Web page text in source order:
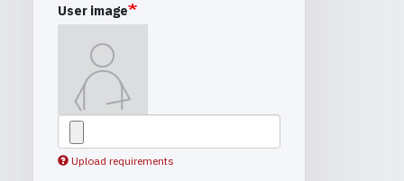
User image
Upload requirements